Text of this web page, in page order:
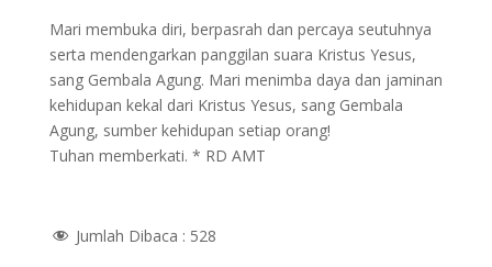
Mari membuka diri, berpasrah dan percaya seutuhnya
serta mendengarkan panggilan suara Kristus Yesus,
sang Gembala Agung. Mari menimba daya dan jaminan
kehidupan kekal dari Kristus Yesus, sang Gembala
Agung, sumber kehidupan setiap orang!
Tuhan memberkati. * RD AMT
Jumlah Dibaca : 528